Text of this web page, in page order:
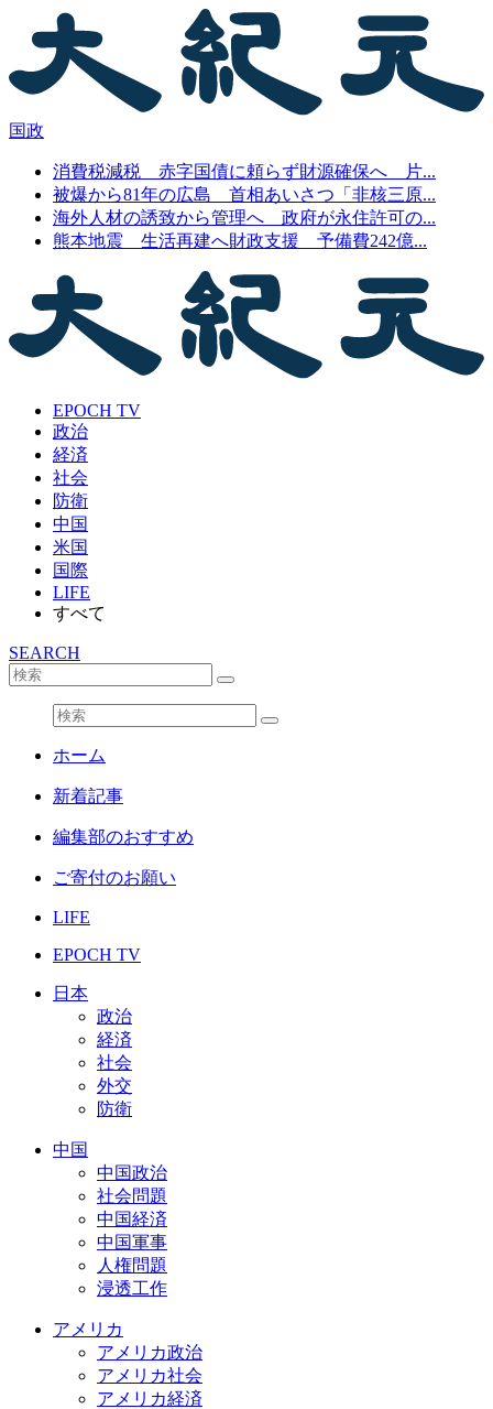
国政
消費税減税 赤字国債に頼らず財源確保へ 片...
被爆から81年の広島 首相あいさつ「非核三原...
海外人材の誘致から管理へ 政府が永住許可の...
熊本地震 生活再建へ財政支援 予備費242億...
EPOCH TV
政治
経済
社会
防衛
中国
米国
国際
LIFE
すべて
SEARCH
ホーム
新着記事
編集部のおすすめ
ご寄付のお願い
LIFE
EPOCH TV
日本
政治
経済
社会
外交
防衛
中国
中国政治
社会問題
中国経済
中国軍事
人権問題
浸透工作
アメリカ
アメリカ政治
アメリカ社会
アメリカ経済